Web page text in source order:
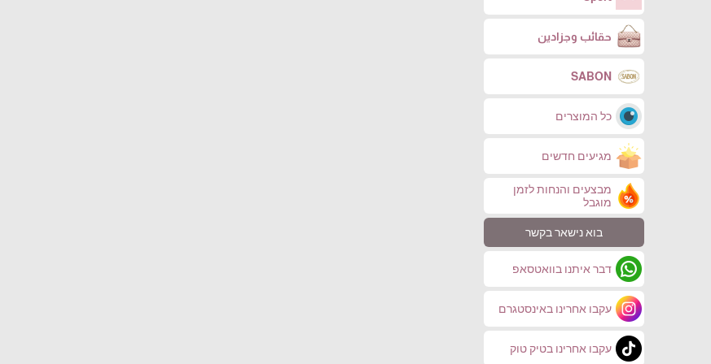
حقائب وجزادين
SABON
כל המוצרים
מגיעים חדשים
מבצעים והנחות לזמן
מוגבל
בוא נישאר בקשר
דבר איתנו בוואטסאפ
עקבו אחרינו באינסטגרם
עקבו אחרינו בטיק טוק